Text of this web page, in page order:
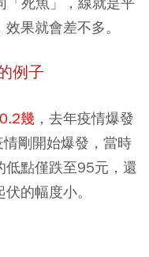
果就會差不多。
例子
幾 ，去年疫情爆發
剛開始爆發，當時
低點僅跌至95元，還
的幅度小。